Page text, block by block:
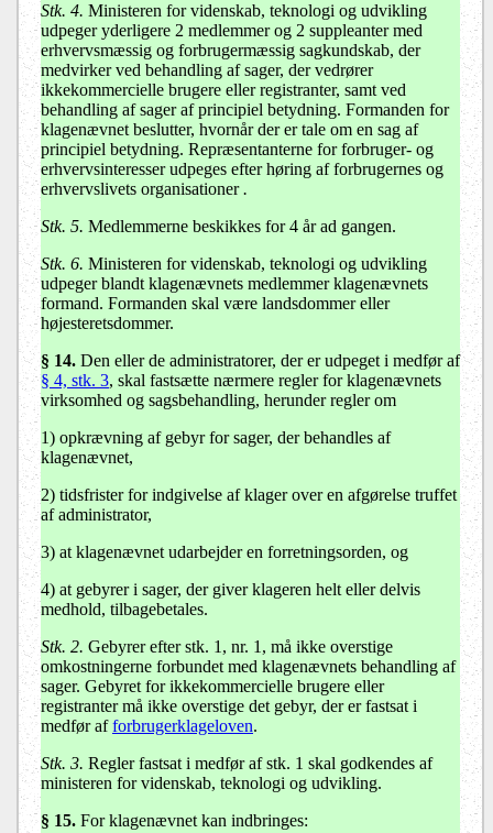
Stk. 4. Ministeren for videnskab, teknologi og udvikling
udpeger yderligere 2 medlemmer og 2 suppleanter med
erhvervsmæssig og forbrugermæssig sagkundskab, der
medvirker ved behandling af sager, der vedrører
ikkekommercielle brugere eller registranter, samt ved
behandling af sager af principiel betydning. Formanden for
klagenævnet beslutter, hvornår der er tale om en sag af
principiel betydning. Repræsentanterne for forbruger- og
erhvervsinteresser udpeges efter høring af forbrugernes og
erhvervslivets organisationer.
Stk. 5. Medlemmerne beskikkes for 4 år ad gangen.
Stk. 6. Ministeren for videnskab, teknologi og udvikling
udpeger blandt klagenævnets medlemmer klagenævnets
formand. Formanden skal være landsdommer eller
højesteretsdommer.
§ 14. Den eller de administratorer, der er udpeget i medfør af
§ 4, stk. 3, skal fastsætte nærmere regler for klagenævnets
virksomhed og sagsbehandling, herunder regler om
1) opkrævning af gebyr for sager, der behandles af
klagenævnet,
2) tidsfrister for indgivelse af klager over en afgørelse truffet
af administrator,
3) at klagenævnet udarbejder en forretningsorden, og
4) at gebyrer i sager, der giver klageren helt eller delvis
medhold, tilbagebetales.
Stk. 2. Gebyrer efter stk. 1, nr. 1, må ikke overstige
omkostningerne forbundet med klagenævnets behandling af
sager. Gebyret for ikkekommercielle brugere eller
registranter må ikke overstige det gebyr, der er fastsat i
medfør afforbrugerklageloven.
Stk. 3. Regler fastsat i medfør af stk. 1 skal godkendes af
ministeren for videnskab, teknologi og udvikling.
§ 15. For klagenævnet kan indbringes: